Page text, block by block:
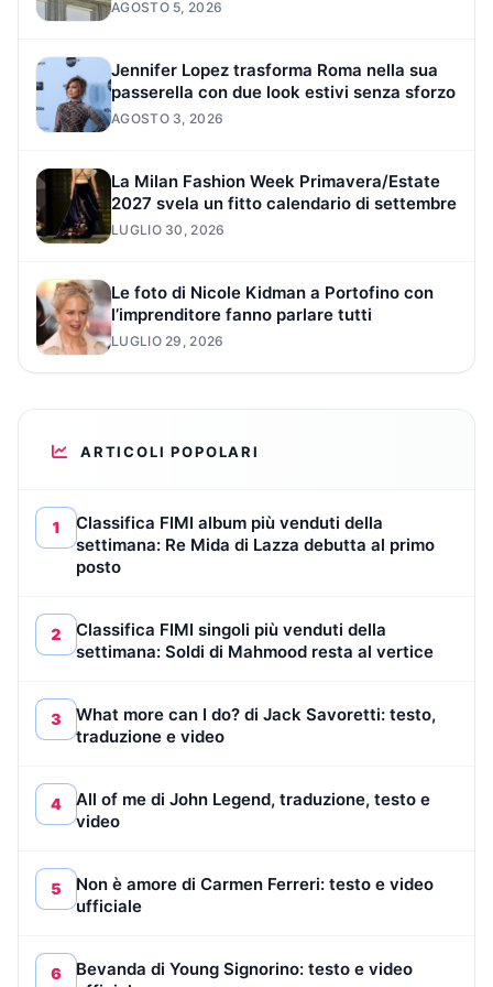
AGOSTO 5, 2026
Jennifer Lopez trasforma Roma nella sua
passerella con due look estivi senza sforzo
AGOSTO 3, 2026
La Milan Fashion Week Primavera/Estate
2027 svela un fitto calendario di settembre
LUGLIO 30, 2026
Le foto di Nicole Kidman a Portofino con
l’imprenditore fanno parlare tutti
LUGLIO 29, 2026
ARTICOLI POPOLARI
1
Classifica FIMI album più venduti della
settimana: Re Mida di Lazza debutta al primo
posto
2
Classifica FIMI singoli più venduti della
settimana: Soldi di Mahmood resta al vertice
3
What more can I do? di Jack Savoretti: testo,
traduzione e video
4
All of me di John Legend, traduzione, testo e
video
5
Non è amore di Carmen Ferreri: testo e video
ufficiale
6
Bevanda di Young Signorino: testo e video